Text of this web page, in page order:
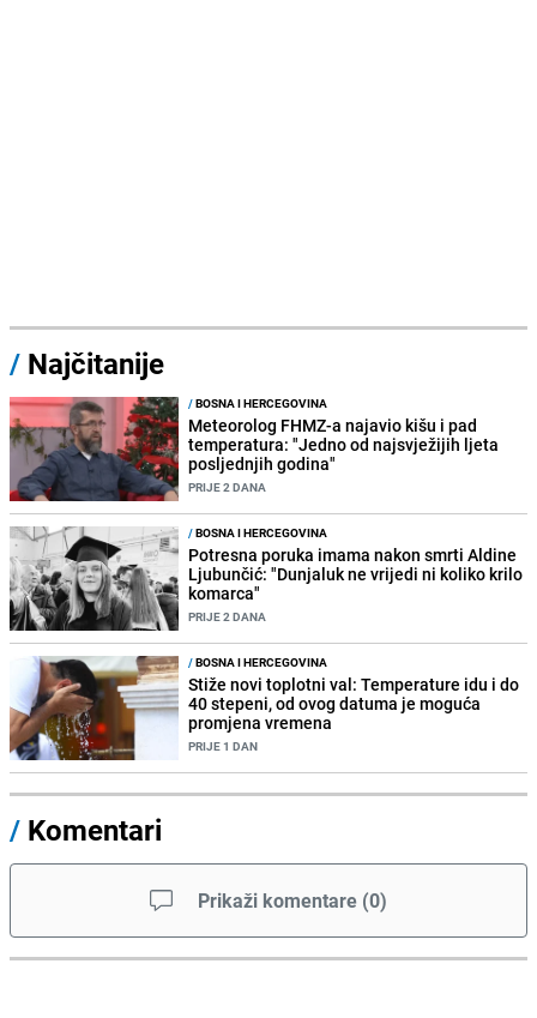
/ Najčitanije
/BOSNA I HERCEGOVINA
Meteorolog FHMZ-a najavio kišu i pad
temperatura: "Jedno od najsvježijih ljeta
posljednjih godina"
PRIJE 2 DANA
/BOSNA I HERCEGOVINA
Potresna poruka imama nakon smrti Aldine
Ljubunčić: "Dunjaluk ne vrijedi ni koliko krilo
komarca"
PRIJE 2 DANA
/BOSNA I HERCEGOVINA
Stiže novi toplotni val: Temperature idu i do
40 stepeni, od ovog datuma je moguća
promjena vremena
PRIJE 1 DAN
/ Komentari
Prikaži komentare (0)